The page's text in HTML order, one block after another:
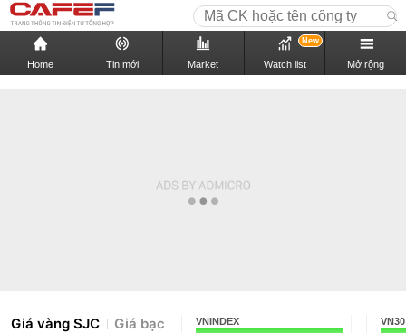
Home Tin mới Market Watch list
New
Mở rộng
Giá vàng SJC Giá bạc VNINDEX VN30